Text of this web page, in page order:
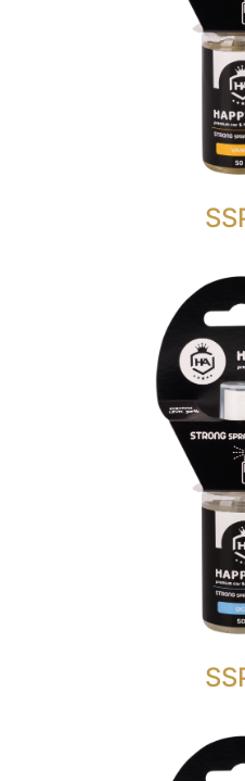
HAPPY AIR STRONG
je nešto više od
razinom
Jednostavno topao,
STRONG
HAPPY AIR STRONG
je nešto više od
razinom
Izvrstan, dugotrajan i